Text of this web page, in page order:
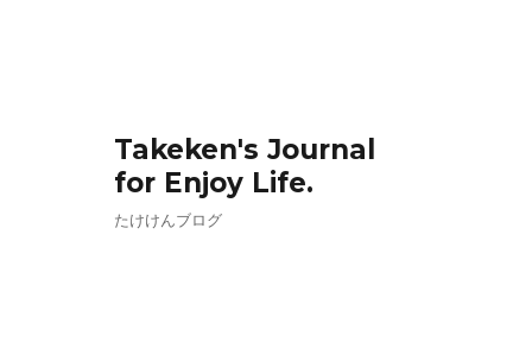
Takeken's Journal
for Enjoy Life.
たけけんブログ